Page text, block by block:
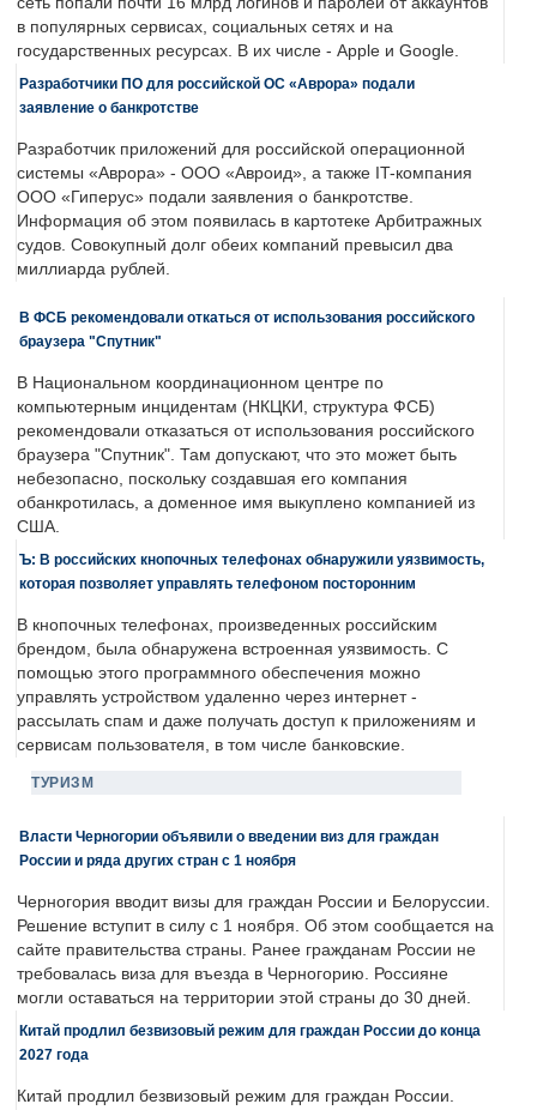
в популярных сервисах, социальных сетях и на
государственных ресурсах. В их числе - Apple и Google.
Разработчики ПО для российской ОС «Аврора» подали
заявление о банкротстве
Разработчик приложений для российской операционной
системы «Аврора» - ООО «Авроид», а также IT-компания
ООО «Гиперус» подали заявления о банкротстве.
Информация об этом появилась в картотеке Арбитражных
судов. Совокупный долг обеих компаний превысил два
миллиарда рублей.
В ФСБ рекомендовали откаться от использования российского
браузера "Спутник"
В Национальном координационном центре по
компьютерным инцидентам (НКЦКИ, структура ФСБ)
рекомендовали отказаться от использования российского
браузера "Спутник". Там допускают, что это может быть
небезопасно, поскольку создавшая его компания
обанкротилась, а доменное имя выкуплено компанией из
США.
Ъ: В российских кнопочных телефонах обнаружили уязвимость,
которая позволяет управлять телефоном посторонним
В кнопочных телефонах, произведенных российским
брендом, была обнаружена встроенная уязвимость. С
помощью этого программного обеспечения можно
управлять устройством удаленно через интернет -
рассылать спам и даже получать доступ к приложениям и
сервисам пользователя, в том числе банковские.
ТУРИЗМ
Власти Черногории объявили о введении виз для граждан
России и ряда других стран с 1 ноября
Черногория вводит визы для граждан России и Белоруссии.
Решение вступит в силу с 1 ноября. Об этом сообщается на
сайте правительства страны. Ранее гражданам России не
требовалась виза для въезда в Черногорию. Россияне
могли оставаться на территории этой страны до 30 дней.
Китай продлил безвизовый режим для граждан России до конца
2027 года
Китай продлил безвизовый режим для граждан России.